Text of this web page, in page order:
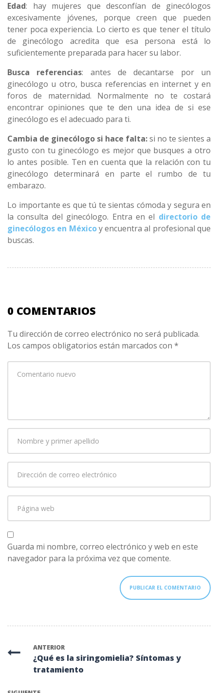
Edad: hay mujeres que desconfían de ginecólogos
excesivamente jóvenes, porque creen que pueden
tener poca experiencia. Lo cierto es que tener el título
de ginecólogo acredita que esa persona está lo
suficientemente preparada para hacer su labor.
Busca referencias: antes de decantarse por un
ginecólogo u otro, busca referencias en internet y en
foros de maternidad. Normalmente no te costará
encontrar opiniones que te den una idea de si ese
ginecólogo es el adecuado para ti.
Cambia de ginecólogo si hace falta:si no te sientes a
gusto con tu ginecólogo es mejor que busques a otro
lo antes posible. Ten en cuenta que la relación con tu
ginecólogo determinará en parte el rumbo de tu
embarazo.
Lo importante es que tú te sientas cómoda y segura en
la consulta del ginecólogo. Entra en el directorio de
ginecólogos en México y encuentra al profesional que
buscas.
0 COMENTARIOS
Tu dirección de correo electrónico no será publicada.
Los campos obligatorios están marcados con *
comentario*
primer
correo
web
Guarda mi nombre, correo electrónico y web en este
navegador para la próxima vez que comente.
ANTERIOR
¿Qué es la siringomielia? Síntomas y
tratamiento